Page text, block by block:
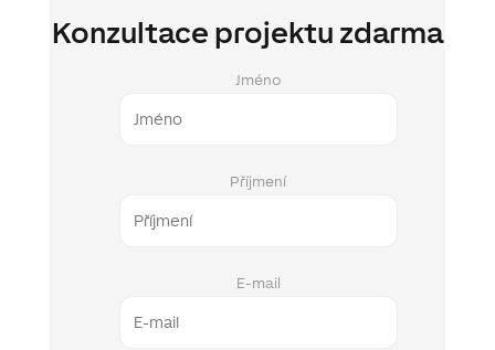
Konzultace projektu zdarma
Jméno
Příjmení
E-mail